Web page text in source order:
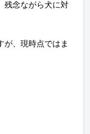
残念ながら犬に対
が、現時点ではま